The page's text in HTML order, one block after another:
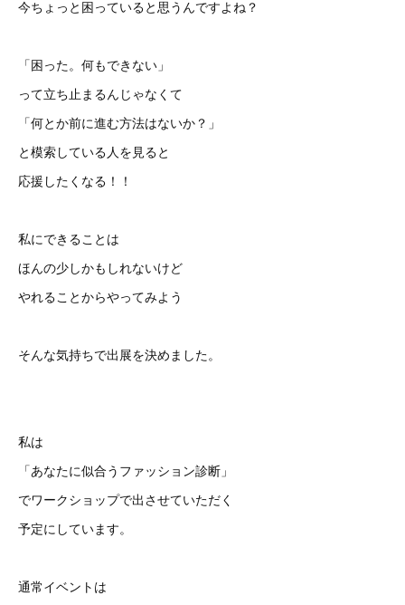
今ちょっと困っていると思うんですよね？
「困った。何もできない」
って立ち止まるんじゃなくて
「何とか前に進む方法はないか？」
と模索している人を見ると
応援したくなる！！
私にできることは
ほんの少しかもしれないけど
やれることからやってみよう
そんな気持ちで出展を決めました。
私は
「あなたに似合うファッション診断」
でワークショップで出させていただく
予定にしています。
通常イベントは